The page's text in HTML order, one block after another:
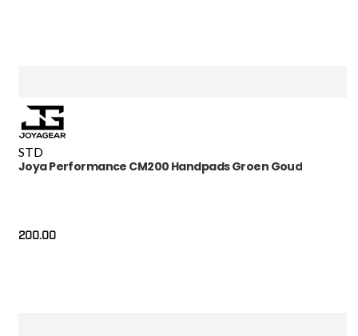
STD
Joya Performance CM200 Handpads Groen Goud
200.00